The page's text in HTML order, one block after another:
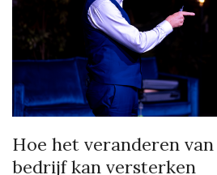
Hoe het veranderen
bedrijf kan versterken